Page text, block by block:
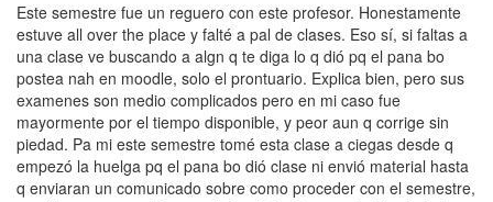
Este semestre fue un reguero con este profesor. Honestamente
estuve all over the place y falté a pal de clases. Eso sí, si faltas a
una clase ve buscando a algn q te diga lo q dió pq el pana bo
postea nah en moodle, solo el prontuario. Explica bien, pero sus
examenes son medio complicados pero en mi caso fue
mayormente por el tiempo disponible, y peor aun q corrige sin
piedad. Pa mi este semestre tomé esta clase a ciegas desde q
empezó la huelga pq el pana bo dió clase ni envió material hasta
q enviaran un comunicado sobre como proceder con el semestre,